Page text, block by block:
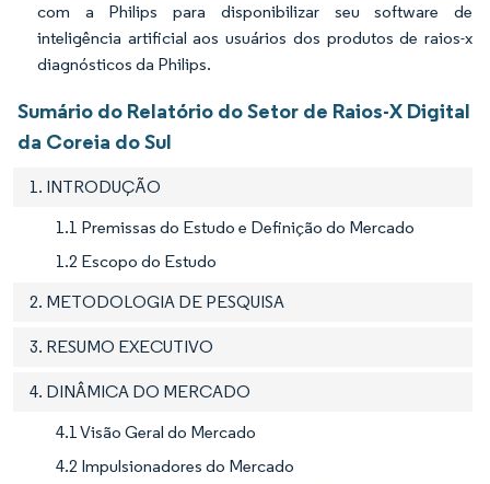
com a Philips para disponibilizar seu software de
inteligência artificial aos usuários dos produtos de raios-x
diagnósticos da Philips.
Sumário do Relatório do Setor de Raios-X Digital
da Coreia do Sul
1. INTRODUÇÃO
1.1 Premissas do Estudo e Definição do Mercado
1.2 Escopo do Estudo
2. METODOLOGIA DE PESQUISA
3. RESUMO EXECUTIVO
4. DINÂMICA DO MERCADO
4.1 Visão Geral do Mercado
4.2 Impulsionadores do Mercado